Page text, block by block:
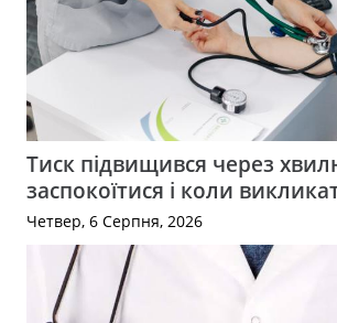
Тиск підвищився через
заспокоїтися і коли
Четвер, 6 Серпня, 2026